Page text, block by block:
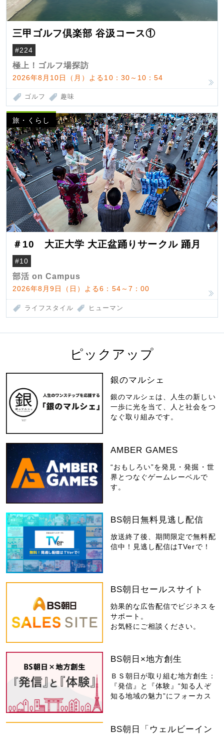
三甲ゴルフ倶楽部 谷汲コース①
#224
極上！ゴルフ場探訪
2026年8月10日（月）よる10：30～10：54
ゴルフ 趣味
旅・くらし
＃10 大正大学 大正盆踊りサークル 踊月
#10
部活 on Campus
2026年8月9日（日）よる6：54～7：00
ライフスタイル ヒューマン
ピックアップ
銀のマルシェ
銀のマルシェは、人生の新しい
一歩に光を当て、人と社会をつ
なぐ取り組みです。
AMBER GAMES
“おもしろい”を発見・発掘・世
界とつなぐゲームレーベルで
す。
BS朝日無料見逃し配信
放送終了後、期間限定で無料配
信中！見逃し配信はTVerで！
BS朝日セールスサイト
効果的な広告配信でビジネスを
サポート。
お気軽にご相談ください。
BS朝日×地方創生
ＢＳ朝日が取り組む地方創生：
『発信』と『体験』“知る人ぞ
知る地域の魅力”にフォーカス
BS朝日「ウェルビーイン